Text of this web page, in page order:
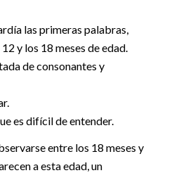
las primeras palabras,
y los 18 meses de edad.
de consonantes y
es difícil de entender.
entre los 18 meses y
a esta edad, un